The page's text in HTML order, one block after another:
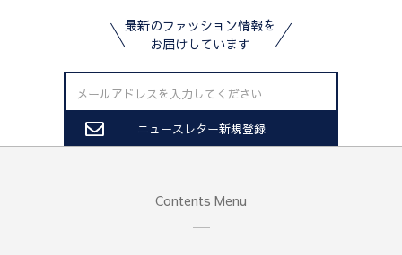
最新のファッション情報を
お届けしています
Contents Menu